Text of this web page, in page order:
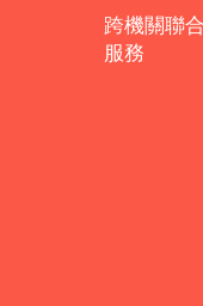
跨機關聯
服務